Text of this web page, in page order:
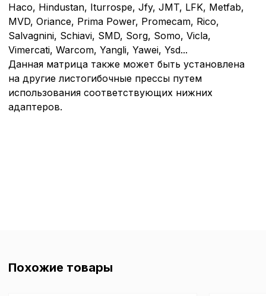
Haco, Hindustan, Iturrospe, Jfy, JMT, LFK, Metfab,
MVD, Oriance, Prima Power, Promecam, Rico,
Salvagnini, Schiavi, SMD, Sorg, Somo, Vicla,
Vimercati, Warcom, Yangli, Yawei, Ysd...
Данная матрица также может быть установлена
на другие листогибочные прессы путем
использования соответствующих нижних
адаптеров.
Похожие товары